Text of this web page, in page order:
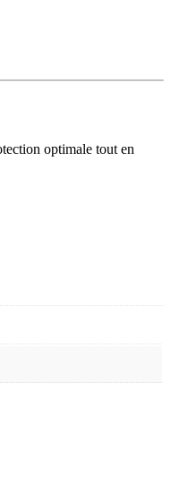
optimale tout en